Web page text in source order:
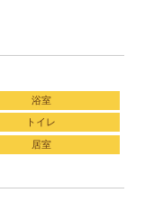
浴室
トイレ
居室